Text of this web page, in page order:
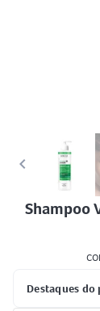
keyboard_arrow_left
Shampoo
Destaques